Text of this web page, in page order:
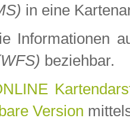
in eine
Informationen
beziehbar.
Version